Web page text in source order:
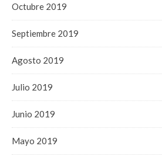
Octubre 2019
Septiembre 2019
Agosto 2019
Julio 2019
Junio 2019
Mayo 2019